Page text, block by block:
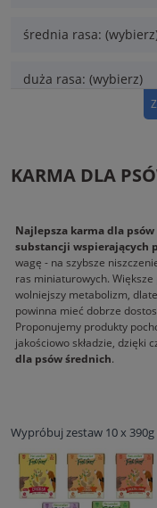
średnia rasa:
duża rasa: (wybierz)
mokra karma:
sucha karma:
dla aktywnych:
zdrowa sierść i skóra:
wrażliwy układ
bez zbóż: (wybierz)
bez glutenu: (wybierz)
KARMA DLA
Najlepsza karma dla
substancji wspierających
wagę - na szybsze
ras miniaturowych.
wolniejszy metabolizm,
powinna mieć dobrze
Proponujemy produkty
jakościowo składzie, dzięki
dla psów średnich.
Wypróbuj zestaw 10 x